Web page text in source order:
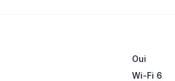
Oui
Wi-Fi 6